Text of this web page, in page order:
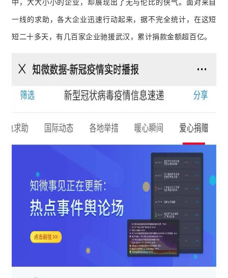
中，大大小小的企业，却展现出了无与伦比的侠气。面对来自
一线的求助，各大企业迅速行动起来，据不完全统计，在这短
短二十多天，有几百家企业驰援武汉，累计捐款金额超百亿。